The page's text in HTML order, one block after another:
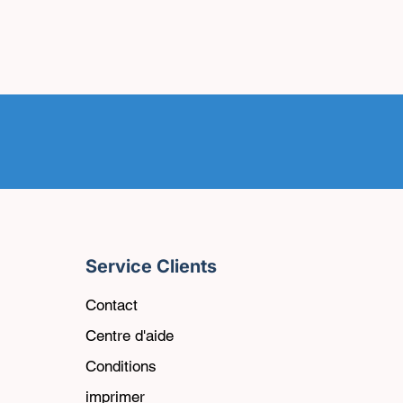
Service Clients
Contact
Centre d'aide
Conditions
imprimer